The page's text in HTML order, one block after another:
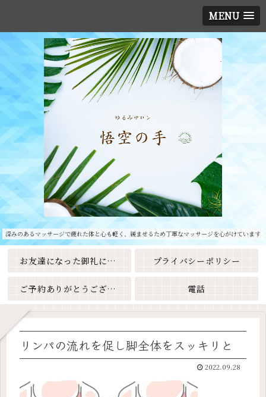
MENU
深みのあるマッサージで疲れた体と心も軽く、緩ませるため丁寧なマッサージを心がけています
お友達になった御礼に素敵なクーポンをプレゼント🎁 プライバシーポリシー
ご予約ありがとうございます 電話
リンパの流れを促し脚全体をスッキリと
2022.09.28